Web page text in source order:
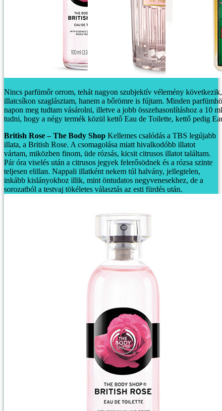
Nincs parfümőr orrom, tehát nagyon szubjektív vélemény
illatcsíkon szaglásztam, hanem a bőrömre is fújtam. Minden
napon meg tudtam vásárolni, illetve a jobb összehasonlításhoz a 10
tudni, hogy a négy termék közül kettő Eau de Toilette, kettő pedig
British Rose – The Body Shop Kellemes csalódás a TBS legújabb
illata, a British Rose. A csomagolása miatt hivalkodóbb illatot
vártam, miközben finom, üde rózsás, kicsit citrusos illatot találtam.
Pár óra viselés után a citrusos jegyek felerősödnek és a rózsa szinte
teljesen elillan. Nappali illatként nekem túl halvány, jellegtelen,
inkább kislányokhoz illik, mint öntudatos negyvenesekhez, de a
sorozatból a testvaj tökéletes választás az esti fürdés után.